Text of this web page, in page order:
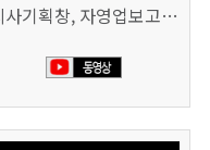
시사기획창, 자영업보고서 빚의 굴레 507회 (KBS 25.6.10)